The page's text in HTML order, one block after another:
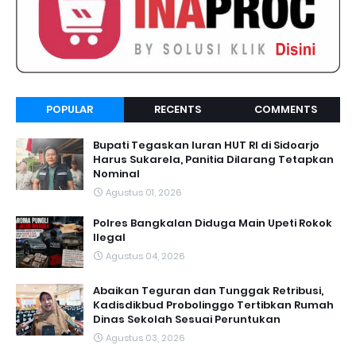
POPULAR RECENTS COMMENTS
Bupati Tegaskan Iuran HUT RI di Sidoarjo
Harus Sukarela, Panitia Dilarang Tetapkan
Nominal
Agustus 01, 2026
Polres Bangkalan Diduga Main Upeti Rokok
Ilegal
Agustus 04, 2026
Abaikan Teguran dan Tunggak Retribusi,
Kadisdikbud Probolinggo Tertibkan Rumah
Dinas Sekolah Sesuai Peruntukan
Agustus 03, 2026